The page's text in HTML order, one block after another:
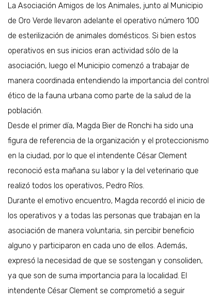
La Asociación Amigos de los Animales, junto al Municipio
de Oro Verde llevaron adelante el operativo número 100
de esterilización de animales domésticos. Si bien estos
operativos en sus inicios eran actividad sólo de la
asociación, luego el Municipio comenzó a trabajar de
manera coordinada entendiendo la importancia del control
ético de la fauna urbana como parte de la salud de la
población.
Desde el primer día, Magda Bier de Ronchi ha sido una
figura de referencia de la organización y el proteccionismo
en la ciudad, por lo que el intendente César Clement
reconoció esta mañana su labor y la del veterinario que
realizó todos los operativos, Pedro Ríos.
Durante el emotivo encuentro, Magda recordó el inicio de
los operativos y a todas las personas que trabajan en la
asociación de manera voluntaria, sin percibir beneficio
alguno y participaron en cada uno de ellos. Además,
expresó la necesidad de que se sostengan y consoliden,
ya que son de suma importancia para la localidad. El
intendente César Clement se comprometió a seguir